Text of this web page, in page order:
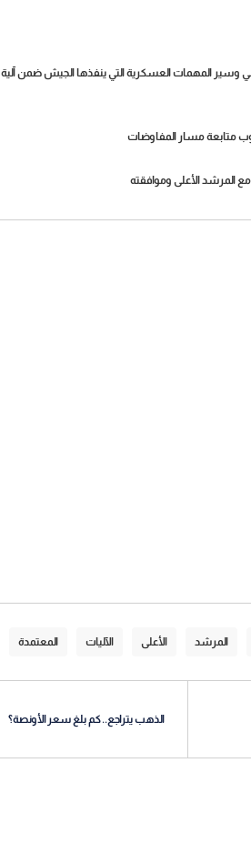
وسير المهمات العسكرية التي ينفذها الجيش ضمن آلية
متابعة مسار المفاوضات
المرشد الأعلى وموافقته
المرشد الأعلى الآليات المعتمدة
الذهب يتراجع.. كم بلغ سعر الأونصة؟